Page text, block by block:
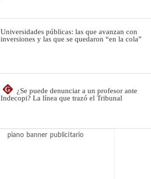
Universidades públicas: las que avanzan con
inversiones y las que se quedaron “en la cola”
G
¿Se puede denunciar a un profesor ante
Indecopi? La línea que trazó el Tribunal